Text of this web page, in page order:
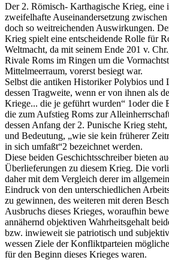
Der 2. Römisch- Karthagische Krieg, eine
zweifelhafte Auseinandersetzung
doch so weitreichenden Auswirkungen.
Krieg spielt eine entscheidende Rolle für
Weltmacht, da mit seinem Ende 201 v.
Rivale Roms im Ringen um die
Mittelmeerraum, vorerst besiegt war.
Selbst die antiken Historiker Polybios und
dessen Tragweite, wenn er von ihnen als
Kriege... die je geführt wurden“ 1oder die
die zum Aufstieg Roms zur
dessen Anfang der 2. Punische Krieg
und Bedeutung, „wie sie kein früherer
in sich umfaßt“2 bezeichnet werden.
Diese beiden Geschichtsschreiber bieten
Überlieferungen zu diesem Krieg. Die
daher mit dem Vergleich derer im
Eindruck von den unterschiedlichen
zu gewinnen, des weiteren mit deren
Ausbruchs dieses Krieges, woraufhin
annähernd objektiven Wahrheitsgehalt
bzw. inwieweit sie patriotisch und
wessen Ziele der Konfliktparteien
für den Beginn dieses Krieges waren.